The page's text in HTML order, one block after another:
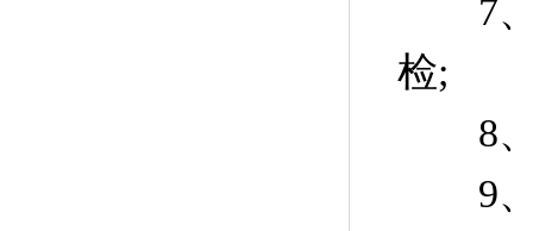
7、
检;
8、
9、